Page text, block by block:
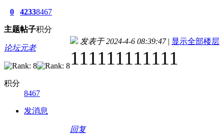
0
主题
4233
帖子
8467
积分
论坛元老
积分
8467
发消息
发表于 2024-4-6 08:39:47 | 显示全部楼层
111111111111
回复